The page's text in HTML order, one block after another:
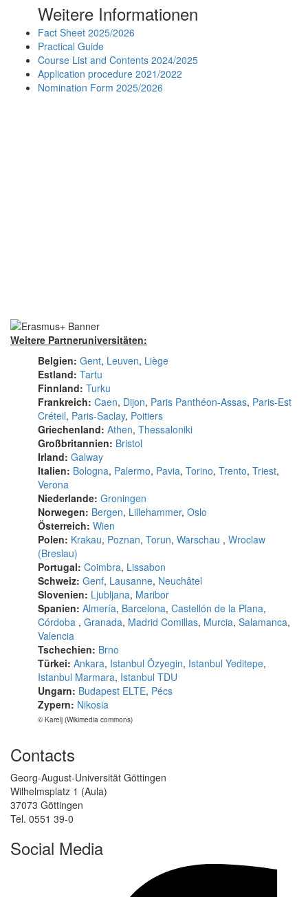
Weitere Informationen
Fact Sheet 2025/2026
Practical Guide
Course List and Contents 2024/2025
Application procedure 2021/2022
Nomination Form 2025/2026
Weitere Partneruniversitäten:
Belgien: Gent, Leuven, Liège
Estland: Tartu
Finnland: Turku
Frankreich: Caen, Dijon, Paris Panthéon-Assas, Paris-Est
Créteil, Paris-Saclay, Poitiers
Griechenland: Athen, Thessaloniki
Großbritannien: Bristol
Irland: Galway
Italien: Bologna, Palermo, Pavia, Torino, Trento, Triest,
Verona
Niederlande: Groningen
Norwegen: Bergen, Lillehammer, Oslo
Österreich: Wien
Polen: Krakau, Poznan, Torun, Warschau , Wroclaw
(Breslau)
Portugal: Coimbra, Lissabon
Schweiz: Genf, Lausanne, Neuchâtel
Slovenien: Ljubljana, Maribor
Spanien: Almería, Barcelona, Castellón de la Plana,
Córdoba , Granada, Madrid Comillas, Murcia, Salamanca,
Valencia
Tschechien: Brno
Türkei: Ankara, Istanbul Özyegin, Istanbul Yeditepe,
Istanbul Marmara, Istanbul TDU
Ungarn: Budapest ELTE, Pécs
Zypern: Nikosia
© Karelj (Wikimedia commons)
Contacts
Georg-August-Universität Göttingen
Wilhelmsplatz 1 (Aula)
37073 Göttingen
Tel. 0551 39-0
Social Media